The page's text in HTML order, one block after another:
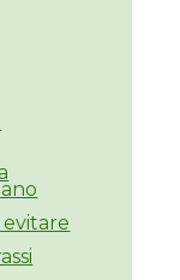
evitare